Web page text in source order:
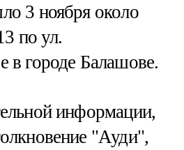
3 ноября около
по ул.
в городе Балашове.
информации,
"Ауди",